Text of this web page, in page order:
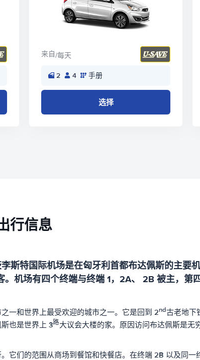
来自/每天
2 4 手册
选择
行信息
斯特国际机场是在匈牙利首都布达佩斯的主
机场有四个终端与终端 1，2A、 2B 被主，第
一和世界上最受欢迎的城市之一。它是回到 2nd古老地下
也是世界上 3路大议会大楼的家。原因访问布达佩斯是无
它们的范围从商场到餐馆和快餐店。在终端 2B 以及同